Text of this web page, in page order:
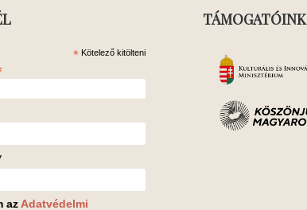
* Kötelező kitölteni
az Adatvédelmi
TÁMOGATÓINK